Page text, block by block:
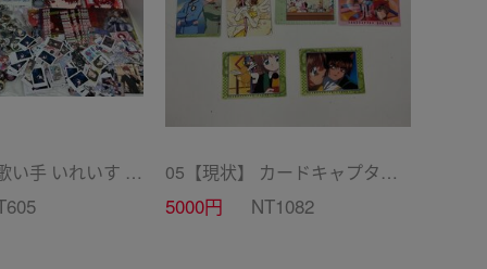
10 【現状】 歌い手 いれいす グッズ まとめ売り ぬいぐるみ バッジ・キーホルダー 紙類 他 05【現状】 カードキャプターさくら CC グッズ まとめ売り カードダス マスターズ 初版 木之本桜 少狼 他
5000円 NT1082